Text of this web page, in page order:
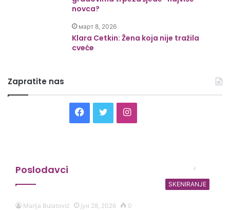
novca?
март 8, 2026
Klara Cetkin: Žena koja nije tražila
cveće
Zapratite nas
Facebook
TwitterInstagram
Poslodavci
strana
SKENIRANJE
Marija Bulatović јун 28, 2026 0